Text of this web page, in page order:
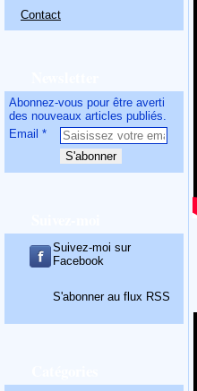
Contact
Abonnez-vous pour être averti
des nouveaux articles publiés.
Email
Suivez-moi sur
Facebook
S'abonner au flux RSS